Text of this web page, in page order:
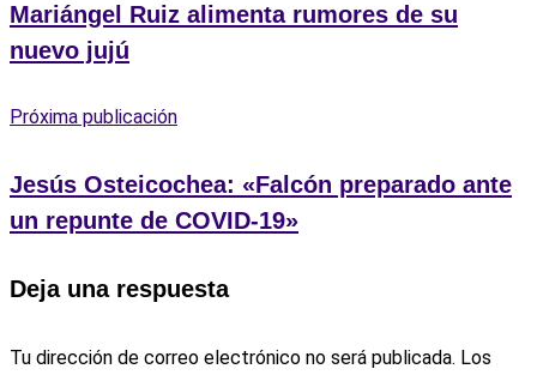
Mariángel Ruiz alimenta rumores de su
nuevo jujú
Próxima publicación
Jesús Osteicochea: «Falcón preparado ante
un repunte de COVID-19»
Deja una respuesta
Tu dirección de correo electrónico no será publicada. Los